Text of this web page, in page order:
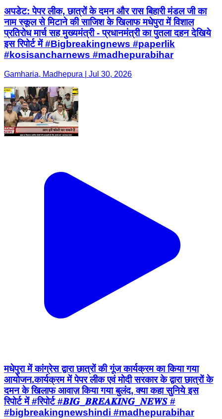
अपडेट: पेपर लीक, छात्रों के दमन और रास बिहारी मंडल जी का
नाम स्कूल से मिटाने की साजिश के खिलाफ मधेपुरा में विशाल
प्रतिरोध मार्च सह मुख्यमंत्री - प्रधानमंत्री का पुतला दहन देखिये
इस रिपोर्ट में #Bigbreakingnews #paperlik
#kosisancharnews #madhepurabihar
Gamharia, Madhepura | Jul 30, 2026
मधेपुरा में कांग्रेस द्वारा छात्रों की गूंज कार्यक्रम का किया गया
आयोजन.कार्यक्रम में पेपर लीक एवं मोदी सरकार के द्वारा छात्रों के
दमन के खिलाफ आवाज़ किया गया बुलंद, क्या कहा सुनिये इस
रिपोर्ट में #रिपोर्ट #𝑩𝑰𝑮_𝑩𝑹𝑬𝑨𝑲𝑰𝑵𝑮_𝑵𝑬𝑾𝑺 #
#bigbreakingnewshindi #madhepurabihar